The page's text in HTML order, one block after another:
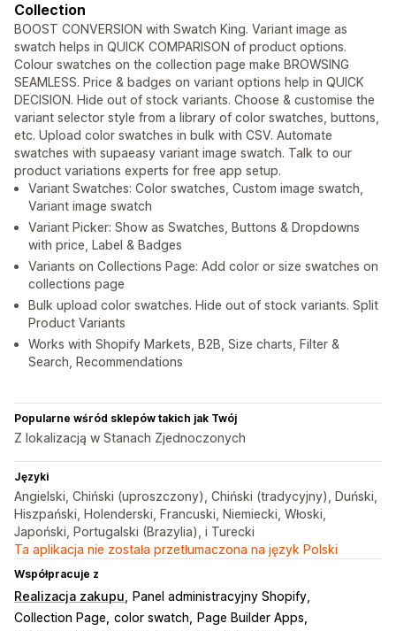
Collection
BOOST CONVERSION with Swatch King. Variant image as
swatch helps in QUICK COMPARISON of product options.
Colour swatches on the collection page make BROWSING
SEAMLESS. Price & badges on variant options help in QUICK
DECISION. Hide out of stock variants. Choose & customise the
variant selector style from a library of color swatches, buttons,
etc. Upload color swatches in bulk with CSV. Automate
swatches with supaeasy variant image swatch. Talk to our
product variations experts for free app setup.
Variant Swatches: Color swatches, Custom image swatch,
Variant image swatch
Variant Picker: Show as Swatches, Buttons & Dropdowns
with price, Label & Badges
Variants on Collections Page: Add color or size swatches on
collections page
Bulk upload color swatches. Hide out of stock variants. Split
Product Variants
Works with Shopify Markets, B2B, Size charts, Filter &
Search, Recommendations
Popularne wśród sklepów takich jak Twój
Z lokalizacją w Stanach Zjednoczonych
Języki
Angielski, Chiński (uproszczony), Chiński (tradycyjny), Duński,
Hiszpański, Holenderski, Francuski, Niemiecki, Włoski,
Japoński, Portugalski (Brazylia), i Turecki
Ta aplikacja nie została przetłumaczona na język Polski
Współpracuje z
Realizacja zakupu
Panel administracyjny Shopify
Collection Page color swatch
Page Builder Apps